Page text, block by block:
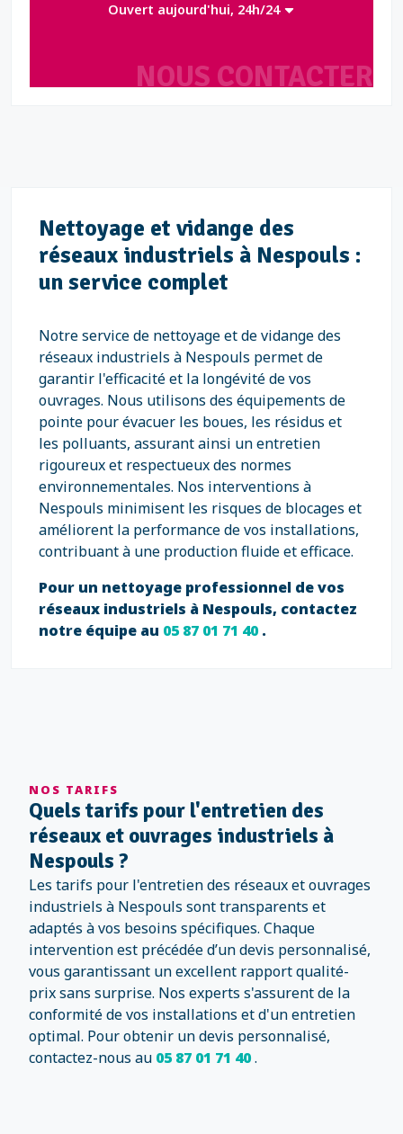
NOUS CONTACTER
Ouvert aujourd'hui, 24h/24
Nettoyage et vidange des
réseaux industriels à Nespouls :
un service complet
Notre service de nettoyage et de vidange des
réseaux industriels à Nespouls permet de
garantir l'efficacité et la longévité de vos
ouvrages. Nous utilisons des équipements de
pointe pour évacuer les boues, les résidus et
les polluants, assurant ainsi un entretien
rigoureux et respectueux des normes
environnementales. Nos interventions à
Nespouls minimisent les risques de blocages et
améliorent la performance de vos installations,
contribuant à une production fluide et efficace.
Pour un nettoyage professionnel de vos
réseaux industriels à Nespouls, contactez
notre équipe au 05 87 01 71 40.
NOS TARIFS
Quels tarifs pour l'entretien des
réseaux et ouvrages industriels à
Nespouls ?
Les tarifs pour l'entretien des réseaux et ouvrages
industriels à Nespouls sont transparents et
adaptés à vos besoins spécifiques. Chaque
intervention est précédée d’un devis personnalisé,
vous garantissant un excellent rapport qualité-
prix sans surprise. Nos experts s'assurent de la
conformité de vos installations et d'un entretien
optimal. Pour obtenir un devis personnalisé,
contactez-nous au 05 87 01 71 40.